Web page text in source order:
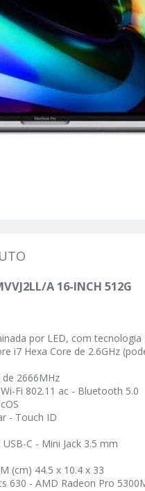
A 16-INCH 512G
por LED, com tecnologia
i7 Hexa Core de 2.6GHz
de 2666MHz
Wi-Fi 802.11 ac - Bluetooth 5.0
- Touch ID
C - Mini Jack 3.5 mm
(cm) 44.5 x 10.4 x 33
630 - AMD Radeon Pro